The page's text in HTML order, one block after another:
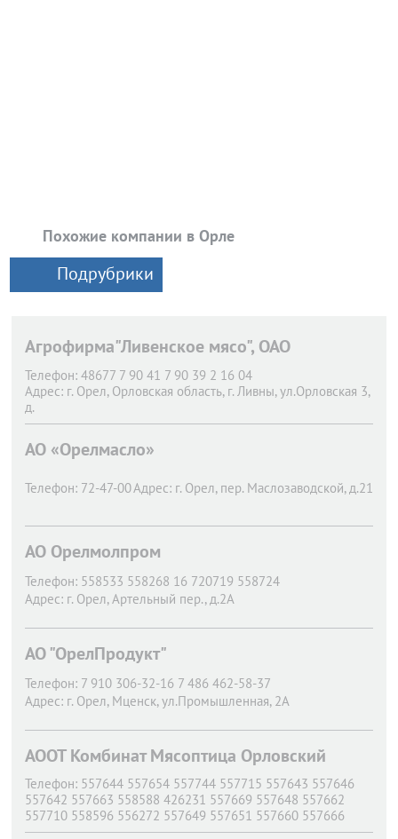
Похожие компании в Орле
Подрубрики
Агрофирма"Ливенское мясо", ОАО
Телефон: 48677 7 90 41 7 90 39 2 16 04
Адрес: г. Орел, Орловская область, г. Ливны, ул.Орловская 3,
д.
АО «Орелмасло»
Телефон: 72-47-00Адрес: г. Орел, пер. Маслозаводской, д.21
АО Орелмолпром
Телефон: 558533 558268 16 720719 558724
Адрес: г. Орел, Артельный пер., д.2А
АО "ОрелПродукт"
Телефон: 7 910 306-32-16 7 486 462-58-37
Адрес: г. Орел, Мценск, ул.Промышленная, 2А
АООТ Комбинат Мясоптица Орловский
Телефон: 557644 557654 557744 557715 557643 557646
557642 557663 558588 426231 557669 557648 557662
557710 558596 556272 557649 557651 557660 557666
557713 557716 557755 558594